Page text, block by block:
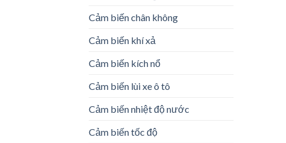
Cảm biến chân không
Cảm biến khí xả
Cảm biến kích nổ
Cảm biến lùi xe ô tô
Cảm biến nhiệt độ nước
Cảm biến tốc độ